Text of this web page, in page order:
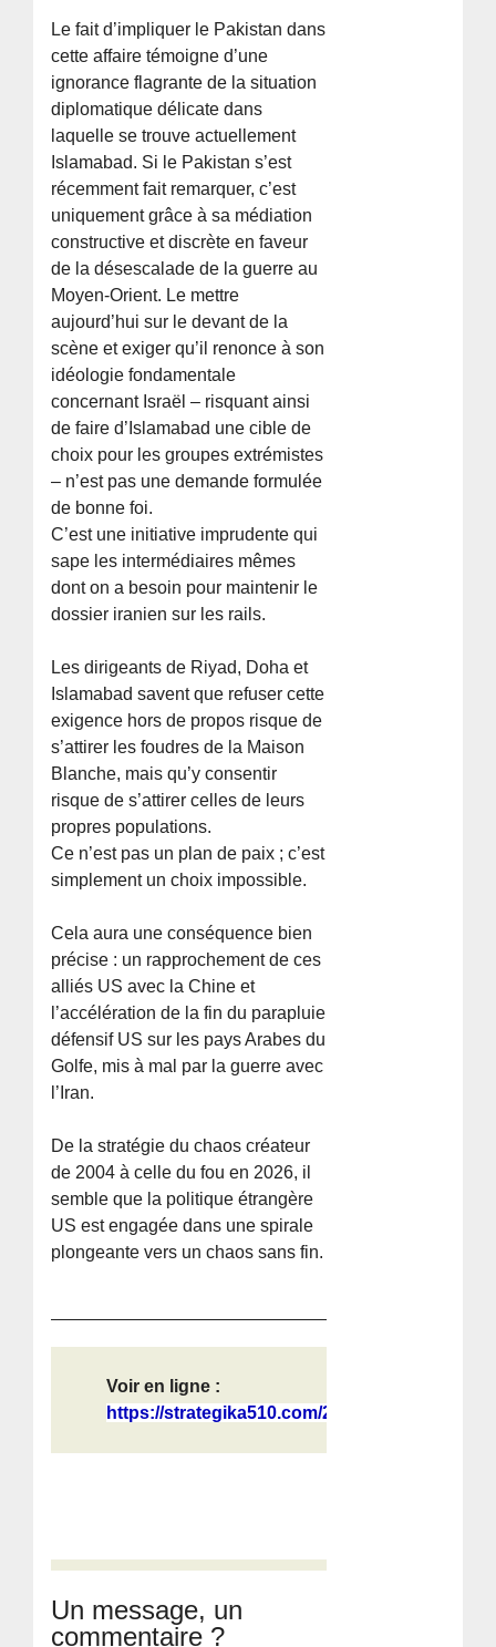
Le fait d’impliquer le Pakistan dans
cette affaire témoigne d’une
ignorance flagrante de la situation
diplomatique délicate dans
laquelle se trouve actuellement
Islamabad. Si le Pakistan s’est
récemment fait remarquer, c’est
uniquement grâce à sa médiation
constructive et discrète en faveur
de la désescalade de la guerre au
Moyen-Orient. Le mettre
aujourd’hui sur le devant de la
scène et exiger qu’il renonce à son
idéologie fondamentale
concernant Israël – risquant ainsi
de faire d’Islamabad une cible de
choix pour les groupes extrémistes
– n’est pas une demande formulée
de bonne foi.
C’est une initiative imprudente qui
sape les intermédiaires mêmes
dont on a besoin pour maintenir le
dossier iranien sur les rails.
Les dirigeants de Riyad, Doha et
Islamabad savent que refuser cette
exigence hors de propos risque de
s’attirer les foudres de la Maison
Blanche, mais qu’y consentir
risque de s’attirer celles de leurs
propres populations.
Ce n’est pas un plan de paix ; c’est
simplement un choix impossible.
Cela aura une conséquence bien
précise : un rapprochement de ces
alliés US avec la Chine et
l’accélération de la fin du parapluie
défensif US sur les pays Arabes du
Golfe, mis à mal par la guerre avec
l’Iran.
De la stratégie du chaos créateur
de 2004 à celle du fou en 2026, il
semble que la politique étrangère
US est engagée dans une spirale
plongeante vers un chaos sans fin.
Voir en ligne :
https://strategika510.com/2026/05/2...
Un message, un
commentaire ?